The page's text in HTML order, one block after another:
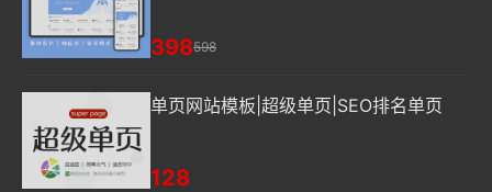
398598
单页网站模板|超级单页|SEO排名单页
128